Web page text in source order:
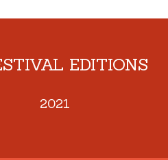
EDITIONS
2021